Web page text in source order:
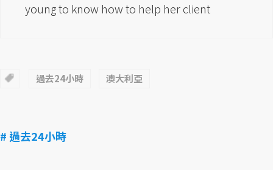
young to know how to help her client
過去24小時 澳大利亞
# 過去24小時